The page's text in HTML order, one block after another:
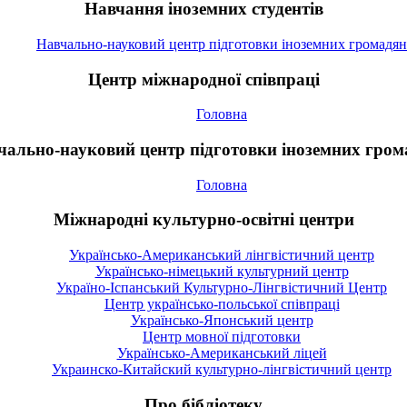
Навчання іноземних студентів
Навчально-науковий центр підготовки іноземних громадян
Центр міжнародної співпраці
Головна
науковий центр підготовки іноземних
Головна
Міжнародні культурно-освітні центри
Українсько-Американський лінгвістичний центр
Українсько-німецький культурний центр
Україно-Іспанський Культурно-Лінгвістичний Центр
Центр українсько-польської співпраці
Українсько-Японський центр
Центр мовної підготовки
Українсько-Американський ліцей
Украинско-Китайский культурно-лінгвістичний центр